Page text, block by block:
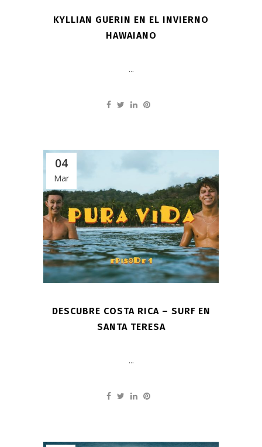
KYLLIAN GUERIN EN EL INVIERNO
HAWAIANO
...
04
Mar
DESCUBRE COSTA RICA – SURF EN
SANTA TERESA
...